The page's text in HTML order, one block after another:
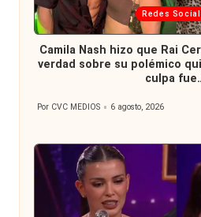
Publicada
en
Redes
Camila Nash hizo que Rai
verdad sobre su polémico
culpa
Publicado
Por CVC MEDIOS 6 agosto, 2026